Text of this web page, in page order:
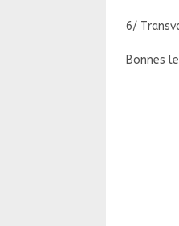
6/
Bonnes